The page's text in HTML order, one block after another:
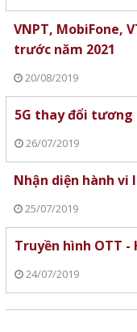
VNPT, MobiFone,
trước năm 2021
20/08/2019
5G thay đổi tương
26/07/2019
Nhận diện hành
25/07/2019
Truyền hình OTT -
24/07/2019